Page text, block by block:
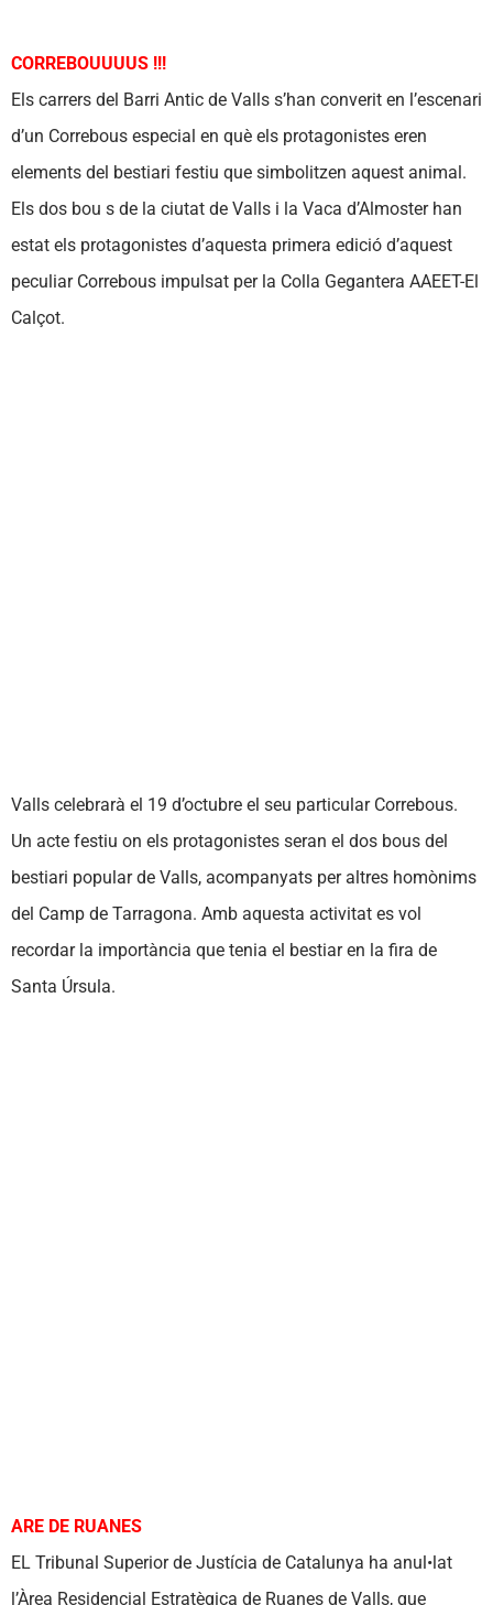
CORREBOUUUUS !!!
Els carrers del Barri Antic de Valls s’han converit en l’escenari
d’un Correbous especial en què els protagonistes eren
elements del bestiari festiu que simbolitzen aquest animal.
Els dos bou s de la ciutat de Valls i la Vaca d’Almoster han
estat els protagonistes d’aquesta primera edició d’aquest
peculiar Correbous impulsat per la Colla Gegantera AAEET-El
Calçot.
Valls celebrarà el 19 d’octubre el seu particular Correbous.
Un acte festiu on els protagonistes seran el dos bous del
bestiari popular de Valls, acompanyats per altres homònims
del Camp de Tarragona. Amb aquesta activitat es vol
recordar la importància que tenia el bestiar en la fira de
Santa Úrsula.
ARE DE RUANES
EL Tribunal Superior de Justícia de Catalunya ha anul•lat
l’Àrea Residencial Estratègica de Ruanes de Valls, que